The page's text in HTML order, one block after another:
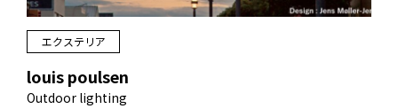
エクステリア
louis poulsen
Outdoor lighting